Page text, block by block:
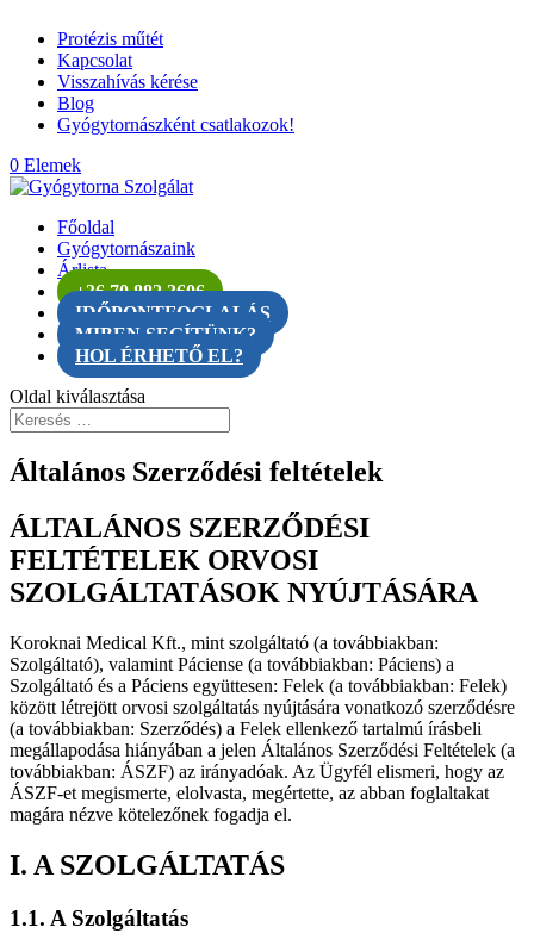
Protézis műtét
Kapcsolat
Visszahívás kérése
Blog
Gyógytornászként csatlakozok!
0 Elemek
Főoldal
Gyógytornászaink
Árlista
+36 70 882 3606
IDŐPONTFOGLALÁS
MIBEN SEGÍTÜNK?
HOL ÉRHETŐ EL?
Oldal kiválasztása
Általános Szerződési feltételek
ÁLTALÁNOS SZERZŐDÉSI
FELTÉTELEK ORVOSI
SZOLGÁLTATÁSOK NYÚJTÁSÁRA
Koroknai Medical Kft., mint szolgáltató (a továbbiakban:
Szolgáltató), valamint Páciense (a továbbiakban: Páciens) a
Szolgáltató és a Páciens együttesen: Felek (a továbbiakban: Felek)
között létrejött orvosi szolgáltatás nyújtására vonatkozó szerződésre
(a továbbiakban: Szerződés) a Felek ellenkező tartalmú írásbeli
megállapodása hiányában a jelen Általános Szerződési Feltételek (a
továbbiakban: ÁSZF) az irányadóak. Az Ügyfél elismeri, hogy az
ÁSZF-et megismerte, elolvasta, megértette, az abban foglaltakat
magára nézve kötelezőnek fogadja el.
I. A SZOLGÁLTATÁS
1.1. A Szolgáltatás